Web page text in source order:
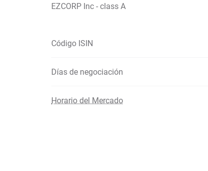
EZCORP Inc - class A
Código ISIN
Días de negociación
Horario del Mercado